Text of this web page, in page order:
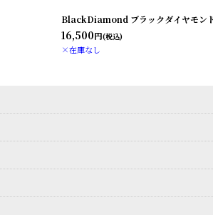
BlackDiamond ブラックダイヤモン
16,500円(税込)
×在庫なし